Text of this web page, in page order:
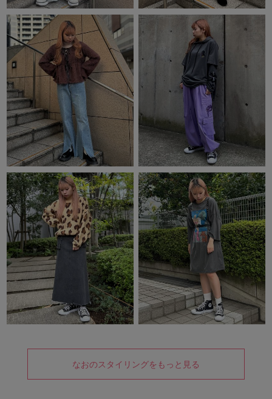
なおのスタイリングをもっと見る